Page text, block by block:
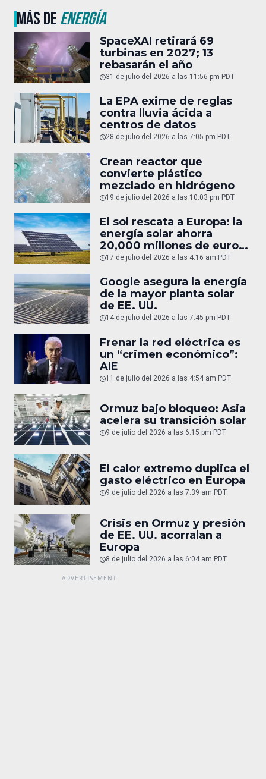
MÁS DEENERGÍA
SpaceXAI retirará 69
turbinas en 2027; 13
rebasarán el año
31 de julio del 2026 a las 11:56 pm PDT
La EPA exime de reglas
contra lluvia ácida a
centros de datos
28 de julio del 2026 a las 7:05 pm PDT
Crean reactor que
convierte plástico
mezclado en hidrógeno
19 de julio del 2026 a las 10:03 pm PDT
El sol rescata a Europa: la
energía solar ahorra
20,000 millones de euros
en gas
17 de julio del 2026 a las 4:16 am PDT
Google asegura la energía
de la mayor planta solar
de EE. UU.
14 de julio del 2026 a las 7:45 pm PDT
Frenar la red eléctrica es
un “crimen económico”:
AIE
11 de julio del 2026 a las 4:54 am PDT
Ormuz bajo bloqueo: Asia
acelera su transición solar
9 de julio del 2026 a las 6:15 pm PDT
El calor extremo duplica el
gasto eléctrico en Europa
9 de julio del 2026 a las 7:39 am PDT
Crisis en Ormuz y presión
de EE. UU. acorralan a
Europa
8 de julio del 2026 a las 6:04 am PDT